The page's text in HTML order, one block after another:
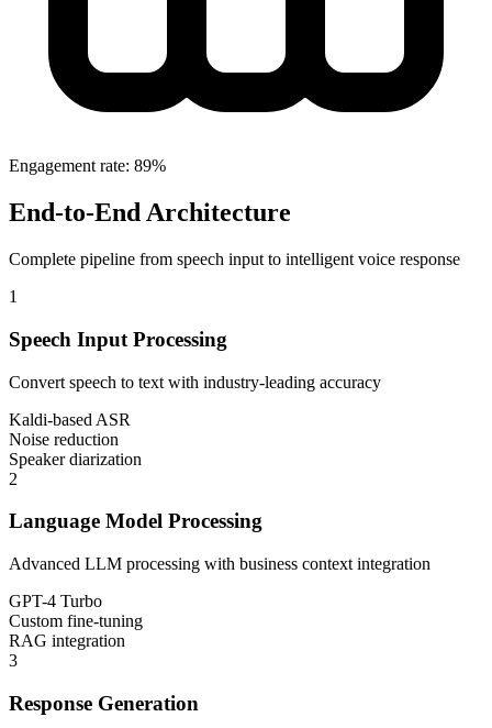
Engagement rate: 89%
End-to-End Architecture
Complete pipeline from speech input to intelligent voice response
1
Speech Input Processing
Convert speech to text with industry-leading accuracy
Kaldi-based ASR
Noise reduction
Speaker diarization
2
Language Model Processing
Advanced LLM processing with business context integration
GPT-4 Turbo
Custom fine-tuning
RAG integration
3
Response Generation